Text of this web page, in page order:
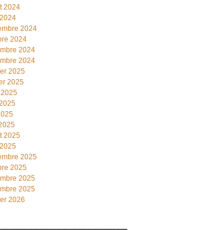
2024
2024
2024
2024
2024
2025
2025
2025
2025
2025
2025
2025
2026